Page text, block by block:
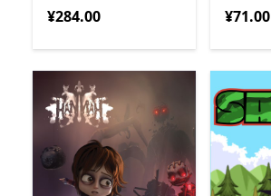
¥284.00
¥284.00
¥71.00
¥71.00